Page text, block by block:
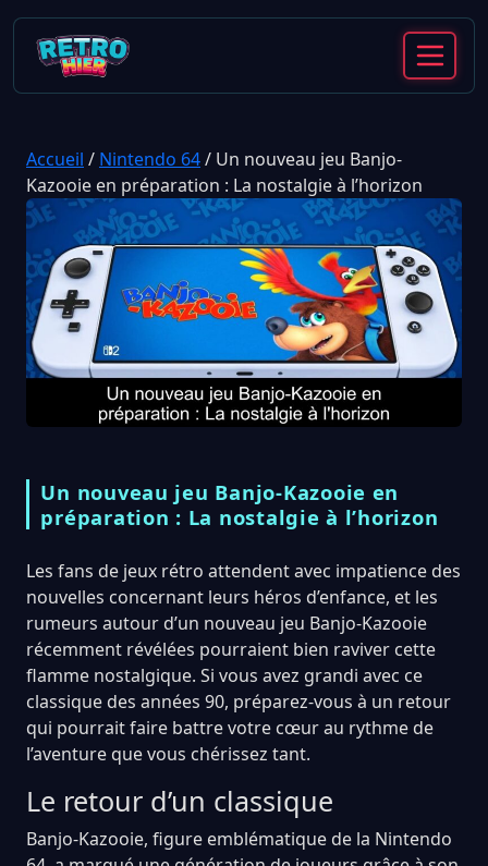
Accueil / Nintendo 64/ Un nouveau jeu Banjo-
Kazooie en préparation : La nostalgie à l’horizon
Un nouveau jeu Banjo-Kazooie en
préparation : La nostalgie à l’horizon
Les fans de jeux rétro attendent avec impatience des
nouvelles concernant leurs héros d’enfance, et les
rumeurs autour d’un nouveau jeu Banjo-Kazooie
récemment révélées pourraient bien raviver cette
flamme nostalgique. Si vous avez grandi avec ce
classique des années 90, préparez-vous à un retour
qui pourrait faire battre votre cœur au rythme de
l’aventure que vous chérissez tant.
Le retour d’un classique
Banjo-Kazooie, figure emblématique de la Nintendo